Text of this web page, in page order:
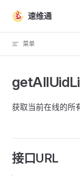
Skip to content
速维通
菜单
获取当前在线的所
接口URL